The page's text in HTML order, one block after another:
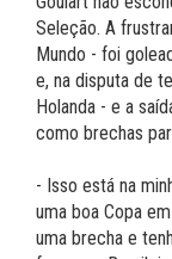
Seleção. A
Mundo - foi
e, na disputa de
Holanda - e a
como brechas
- Isso está na
uma boa Copa
uma brecha e